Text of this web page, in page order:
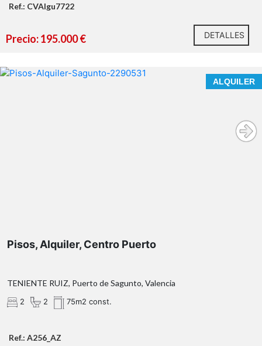
Tu próximo proyecto empieza aquí.
* En nuestra agencia contamos con el distintivo de
Agentes de Intermediación Inmobiliaria de la
2 dormitorios dobles luminosos
Ref.: CVAIgu7722
Precio: 195.000 € DETALLES
ALQUILER
BONITO PISO EN ALQUILER EN EL CENTRO DE PUERTO
Pisos, Alquiler, Centro Puerto
TENIENTE RUIZ, Puerto de Sagunto, Valencia
2 2 75m2 const.
Ref.: A256_AZ